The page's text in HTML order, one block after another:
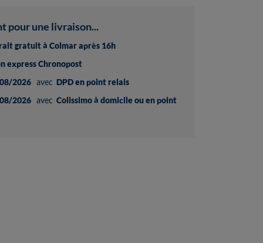
pour une livraison...
gratuit à Colmar après 16h
express Chronopost
2026 avec DPD en point relais
2026 avec Colissimo à domicile ou en point